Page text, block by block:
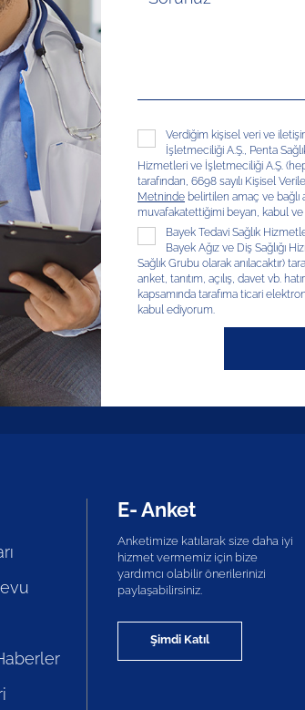
Verdiğim kişisel veri ve
İşletmeciliği A.Ş., Penta
Hizmetleri ve İşletmeciliği A.Ş.
tarafından, 6698 sayılı Kişisel
Metninde belirtilen amaç ve bağlı
muvafakatettiğimi beyan, kabul
Bayek Tedavi Sağlık
Bayek Ağız ve Diş Sağlığı
Sağlık Grubu olarak anılacaktır)
anket, tanıtım, açılış, davet vb.
kapsamında tarafıma ticari
kabul ediyorum.
E- Anket
Anketimize katılarak size daha iyi
hizmet vermemiz için bize
yardımcı olabilir önerilerinizi
paylaşabilirsiniz.
Şimdi Katıl